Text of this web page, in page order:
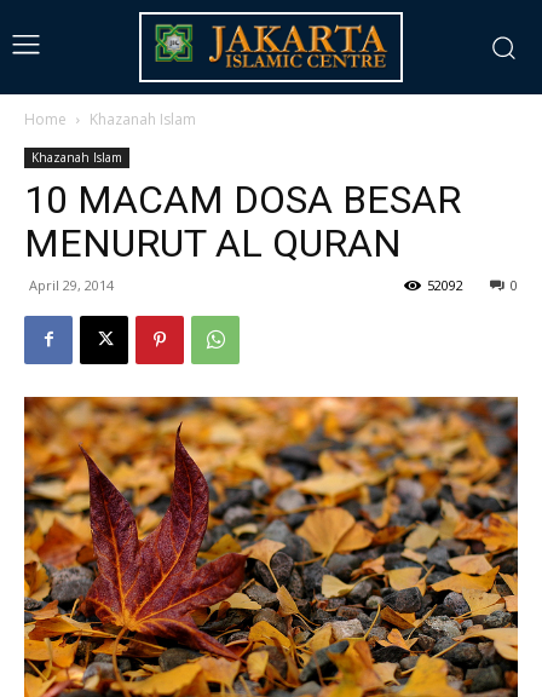
Home Khazanah Islam
Khazanah Islam
10 MACAM DOSA BESAR
MENURUT AL QURAN
April 29, 2014 0
52092